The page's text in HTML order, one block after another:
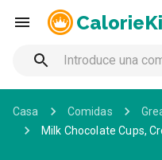
Casa Comidas
Milk Chocolate Cups,